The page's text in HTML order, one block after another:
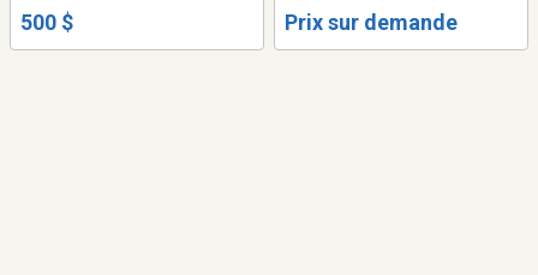
500 $
corporatifs, bals, etc
Prix sur demande